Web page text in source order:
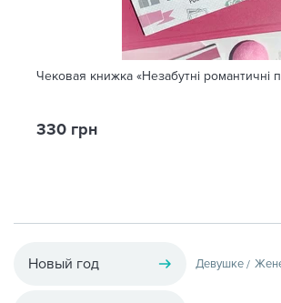
Чековая книжка «Незабутні романтичні
330 грн
Новый год Девушке